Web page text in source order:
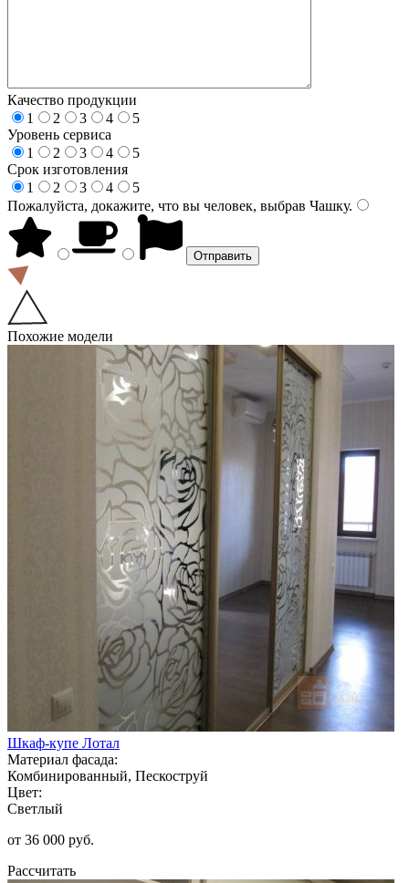
Качество продукции
1
2 3 4
5
Уровень сервиса
1
2 3 4
5
Срок изготовления
1
2 3 4
5
Пожалуйста, докажите, что вы человек, выбрав Чашку.
Похожие модели
Шкаф-купе Лотал
Материал фасада:
Комбинированный, Пескоструй
Цвет:
Светлый
от 36 000 руб.
Рассчитать